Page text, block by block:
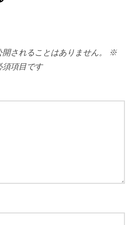
されることはありません。
※
須項目です